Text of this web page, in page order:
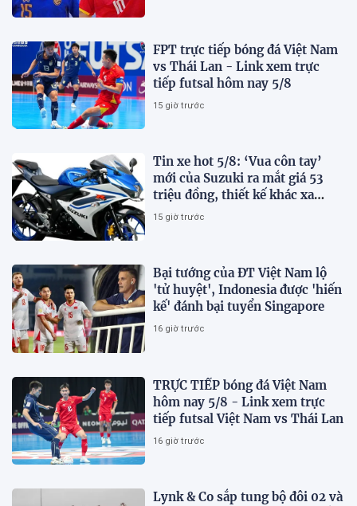
FPT trực tiếp bóng đá Việt Nam
vs Thái Lan - Link xem trực
tiếp futsal hôm nay 5/8
15 giờ trước
Tin xe hot 5/8: ‘Vua côn tay’
mới của Suzuki ra mắt giá 53
triệu đồng, thiết kế khác xa
Honda Winner R và Yamaha
15 giờ trước
Bại tướng của ĐT Việt Nam lộ
'tử huyệt', Indonesia được 'hiến
kế' đánh bại tuyển Singapore
16 giờ trước
TRỰC TIẾP bóng đá Việt Nam
hôm nay 5/8 - Link xem trực
tiếp futsal Việt Nam vs Thái Lan
16 giờ trước
Lynk & Co sắp tung bộ đôi 02 và